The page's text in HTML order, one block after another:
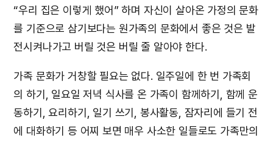
“우리 집은 이렇게 했어” 하며 자신이 살아온 가정의 문화
를 기준으로 삼기보다는 원가족의 문화에서 좋은 것은 발
전시켜나가고 버릴 것은 버릴 줄 알아야 한다.
가족 문화가 거창할 필요는 없다. 일주일에 한 번 가족회
의 하기, 일요일 저녁 식사를 온 가족이 함께하기, 함께 운
동하기, 요리하기, 일기 쓰기, 봉사활동, 잠자리에 들기 전
에 대화하기 등 어찌 보면 매우 사소한 일들로도 가족만의